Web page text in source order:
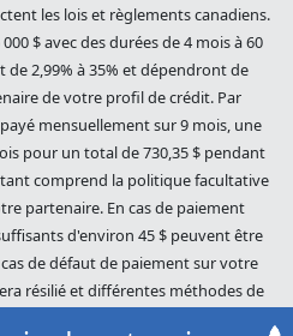
les lois et règlements canadiens.
$ avec des durées de 4 mois à 60
de 2,99% à 35% et dépendront de
de votre profil de crédit. Par
mensuellement sur 9 mois, une
pour un total de 730,35 $ pendant
comprend la politique facultative
partenaire. En cas de paiement
d'environ 45 $ peuvent être
de défaut de paiement sur votre
résilié et différentes méthodes de